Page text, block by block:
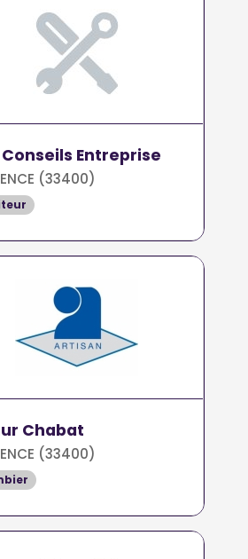
Conseils Entreprise
(33400)
Chabat
(33400)